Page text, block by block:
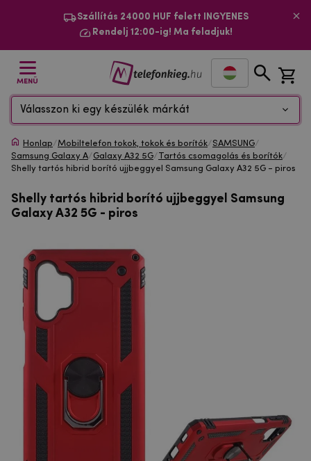
Szállítás 24000 HUF felett INGYENES
Rendelj 12:00-ig! Ma feladjuk!
MENÜ
Válasszon ki egy készülék márkát
Honlap/Mobiltelefon tokok, tokok és borítók/SAMSUNG/
Samsung Galaxy A/Galaxy A32 5G/Tartós csomagolás és borítók/
Shelly tartós hibrid borító ujjbeggyel Samsung Galaxy A32 5G - piros
Shelly tartós hibrid borító ujjbeggyel Samsung
Galaxy A32 5G - piros